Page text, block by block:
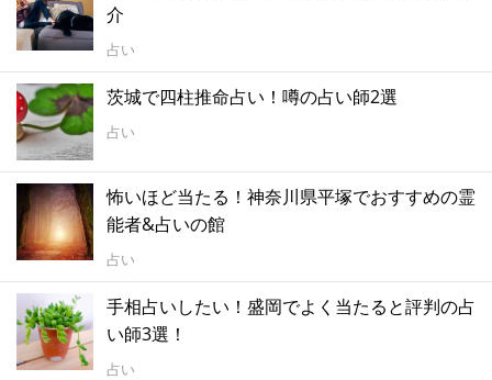
介
占い
茨城で四柱推命占い！噂の占い師2選
占い
怖いほど当たる！神奈川県平塚でおすすめの霊
能者&占いの館
占い
手相占いしたい！盛岡でよく当たると評判の占
い師3選！
占い